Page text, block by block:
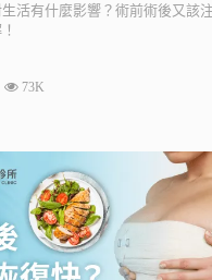
活有什麼影響？術前術後又該
73K